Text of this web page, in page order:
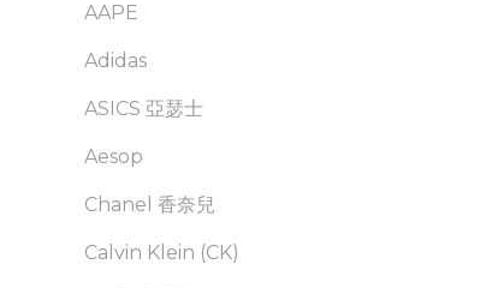
AAPE
Adidas
ASICS 亞瑟士
Aesop
Chanel 香奈兒
Calvin Klein (CK)